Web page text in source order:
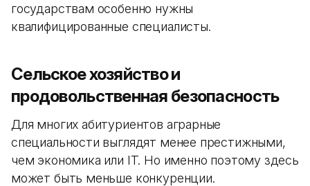
государствам особенно нужны
квалифицированные специалисты.
Сельское хозяйство и
продовольственная безопасность
Для многих абитуриентов аграрные
специальности выглядят менее престижными,
чем экономика или IT. Но именно поэтому здесь
может быть меньше конкуренции.